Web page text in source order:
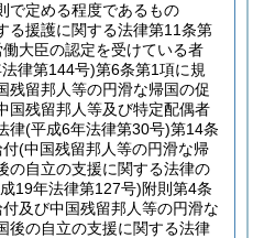
で定める程度であるもの
る援護に関する法律第11条第
大臣の認定を受けている者
律第144号)第6条第1項に規
残留邦人等の円滑な帰国の促
国残留邦人等及び特定配偶者
律(平成6年法律第30号)第14条
付(中国残留邦人等の円滑な帰
の自立の支援に関する法律の
19年法律第127号)附則第4条
及び中国残留邦人等の円滑な
後の自立の支援に関する法律